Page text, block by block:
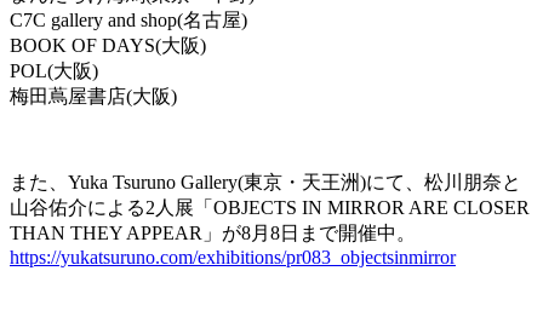
C7C gallery and shop(名古屋)
BOOK OF DAYS(大阪)
POL(大阪)
梅田蔦屋書店(大阪)
また、Yuka Tsuruno Gallery(東京・天王洲)にて、松川朋奈と
山谷佑介による2人展「OBJECTS IN MIRROR ARE CLOSER
THAN THEY APPEAR」が8月8日まで開催中。
https://yukatsuruno.com/exhibitions/pr083_objectsinmirror